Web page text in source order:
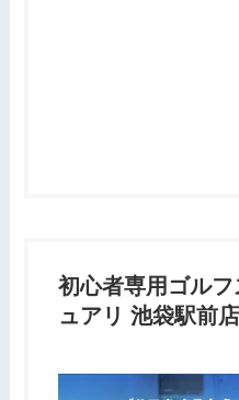
初心者専用ゴル
ュアリ 池袋駅前店